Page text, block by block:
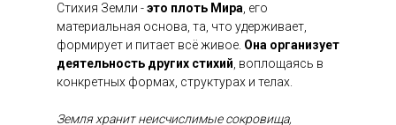
Стихия Земли -это плоть Мира , его
материальная основа, та, что удерживает,
формирует и питает всё живое. Она организует
деятельность других стихий , воплощаясь в
конкретных формах, структурах и телах.
Земля хранит неисчислимые сокровища,